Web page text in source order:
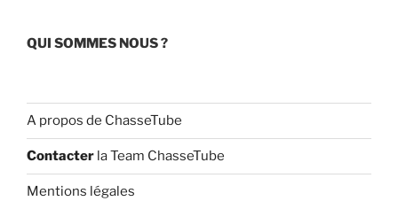
a
n
el
QUI SOMMES NOUS ?
A propos de ChasseTube
Contacter la Team ChasseTube
Mentions légales